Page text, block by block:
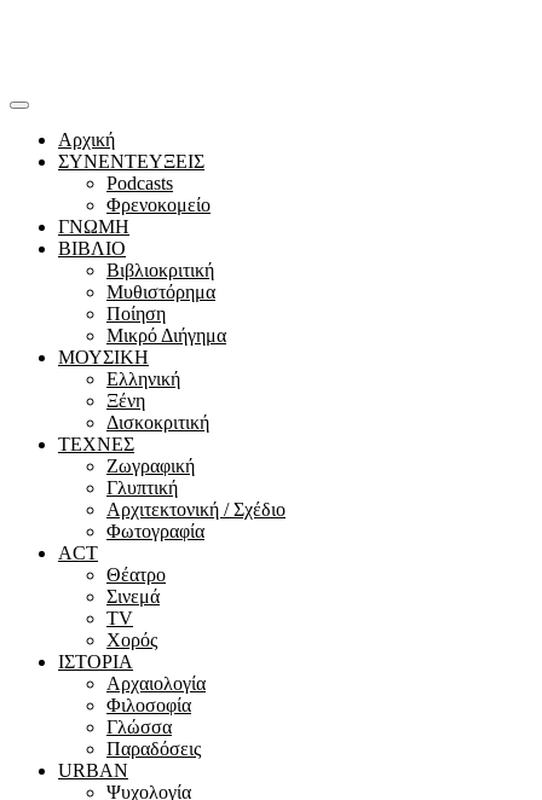
Αρχική
ΣΥΝΕΝΤΕΥΞΕΙΣ
Podcasts
Φρενοκομείο
ΓΝΩΜΗ
ΒΙΒΛΙΟ
Βιβλιοκριτική
Μυθιστόρημα
Ποίηση
Μικρό Διήγημα
ΜΟΥΣΙΚΗ
Ελληνική
Ξένη
Δισκοκριτική
ΤΕΧΝΕΣ
Ζωγραφική
Γλυπτική
Αρχιτεκτονική / Σχέδιο
Φωτογραφία
ACT
Θέατρο
Σινεμά
ΤV
Χορός
ΙΣΤΟΡΙΑ
Αρχαιολογία
Φιλοσοφία
Γλώσσα
Παραδόσεις
URBAN
Ψυχολογία